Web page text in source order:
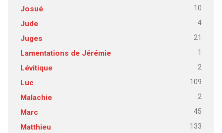
Josué 10
Jude 4
Juges 21
Lamentations de Jérémie 1
Lévitique 2
Luc 109
Malachie 2
Marc 45
Matthieu 133